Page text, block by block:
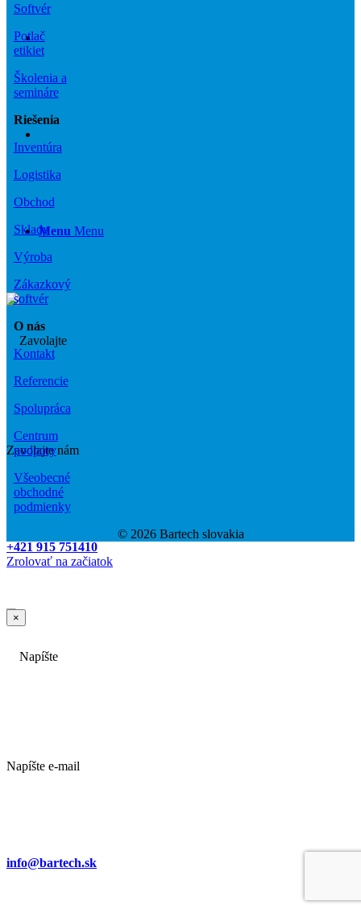
Menu Menu
Zavolajte nám
+421 915 751410
Napíšte e-mail
info@bartech.sk
Softvér
Potlač
etikiet
Školenia a
semináre
Riešenia
Inventúra
Logistika
Obchod
Sklady
Výroba
Zákazkový
softvér
O nás
Kontakt
Referencie
Spolupráca
Centrum
podpory
Všeobecné
obchodné
podmienky
© 2026 Bartech slovakia
Zrolovať na začiatok
×